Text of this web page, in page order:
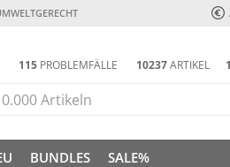
115 PROBLEMFÄLLE 10237ARTIKEL
BUNDLES SALE%